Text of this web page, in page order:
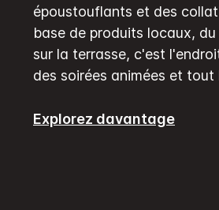
époustouflants et des
base de produits locaux,
sur la terrasse, c'est
des soirées animées et tout
Explorez davantage